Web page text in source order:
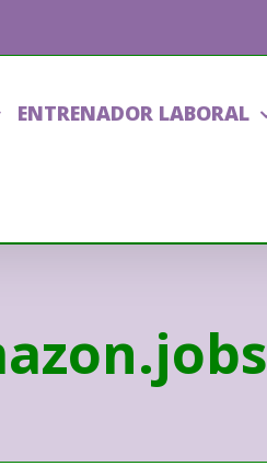
ENTRENADOR LABORAL